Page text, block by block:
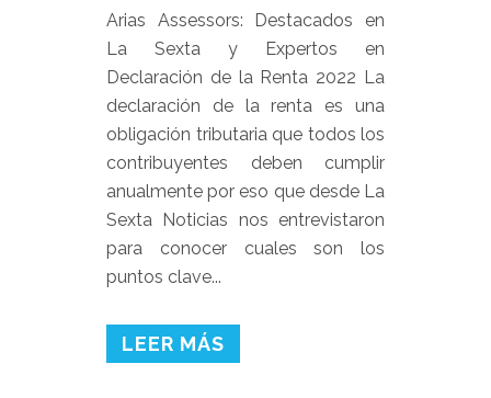
Arias Assessors: Destacados en
La Sexta y Expertos en
Declaración de la Renta 2022 La
declaración de la renta es una
obligación tributaria que todos los
contribuyentes deben cumplir
anualmente por eso que desde La
Sexta Noticias nos entrevistaron
para conocer cuales son los
puntos clave...
LEER MÁS